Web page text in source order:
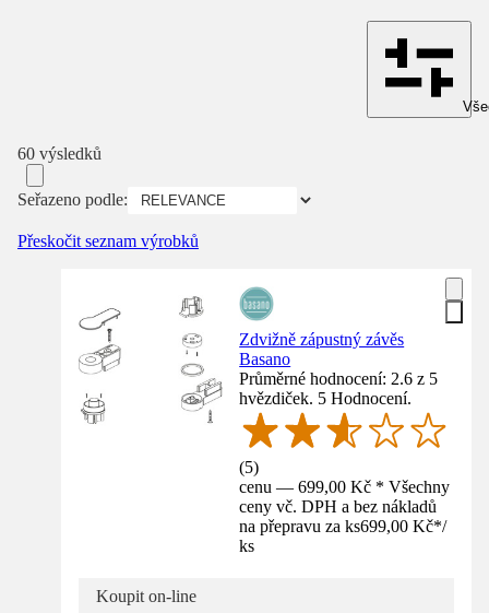
60 výsledků
Seřazeno podle:
Přeskočit seznam výrobků
Zdvižně zápustný závěs
Basano
Průměrné hodnocení: 2.6 z 5
hvězdiček. 5 Hodnocení.
(5)
cenu — 699,00 Kč * Všechny
ceny vč. DPH a bez nákladů
na přepravu za ks699,00 Kč*/
ks
Koupit on-line